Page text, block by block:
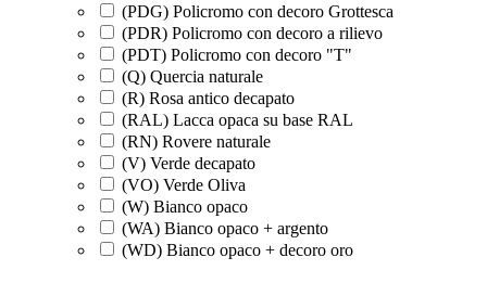
(PDG) Policromo con decoro Grottesca
(PDR) Policromo con decoro a rilievo
(PDT) Policromo con decoro "T"
(Q) Quercia naturale
(R) Rosa antico decapato
(RAL) Lacca opaca su base RAL
(RN) Rovere naturale
(V) Verde decapato
(VO) Verde Oliva
(W) Bianco opaco
(WA) Bianco opaco + argento
(WD) Bianco opaco + decoro oro